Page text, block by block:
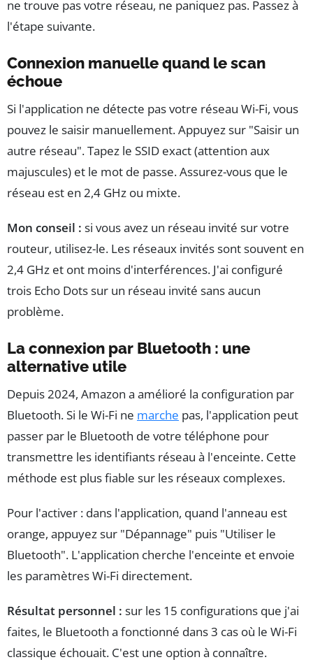
ne trouve pas votre réseau, ne paniquez pas. Passez à
l'étape suivante.
Connexion manuelle quand le scan
échoue
Si l'application ne détecte pas votre réseau Wi-Fi, vous
pouvez le saisir manuellement. Appuyez sur "Saisir un
autre réseau". Tapez le SSID exact (attention aux
majuscules) et le mot de passe. Assurez-vous que le
réseau est en 2,4 GHz ou mixte.
Mon conseil : si vous avez un réseau invité sur votre
routeur, utilisez-le. Les réseaux invités sont souvent en
2,4 GHz et ont moins d'interférences. J'ai configuré
trois Echo Dots sur un réseau invité sans aucun
problème.
La connexion par Bluetooth : une
alternative utile
Depuis 2024, Amazon a amélioré la configuration par
Bluetooth. Si le Wi-Fi ne marche pas, l'application peut
passer par le Bluetooth de votre téléphone pour
transmettre les identifiants réseau à l'enceinte. Cette
méthode est plus fiable sur les réseaux complexes.
Pour l'activer : dans l'application, quand l'anneau est
orange, appuyez sur "Dépannage" puis "Utiliser le
Bluetooth". L'application cherche l'enceinte et envoie
les paramètres Wi-Fi directement.
Résultat personnel : sur les 15 configurations que j'ai
faites, le Bluetooth a fonctionné dans 3 cas où le Wi-Fi
classique échouait. C'est une option à connaître.